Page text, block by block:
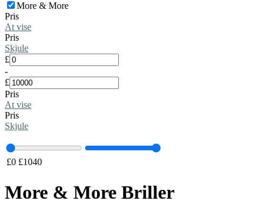
More & More
Pris
At vise
Pris
Skjule
£
-
£
Pris
At vise
Pris
Skjule
£0 £1040
More & More Briller